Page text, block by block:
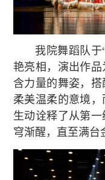
我院舞蹈队于
艳亮相，演出作
含力量的舞姿，
柔美温柔的意境，
生动诠释了从第
穹渐醒，直至满台